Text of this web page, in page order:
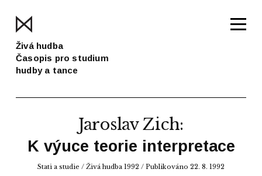
Živá hudba
Časopis pro studium
hudby a tance
Jaroslav Zich:
K výuce teorie interpretace
Stati a studie / Živá hudba 1992 / Publikováno 22. 8. 1992